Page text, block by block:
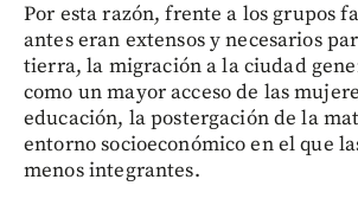
Por esta razón, frente a los grupos
antes eran extensos y necesarios
tierra, la migración a la ciudad
como un mayor acceso de las
educación, la postergación de la
entorno socioeconómico en el que
menos integrantes.